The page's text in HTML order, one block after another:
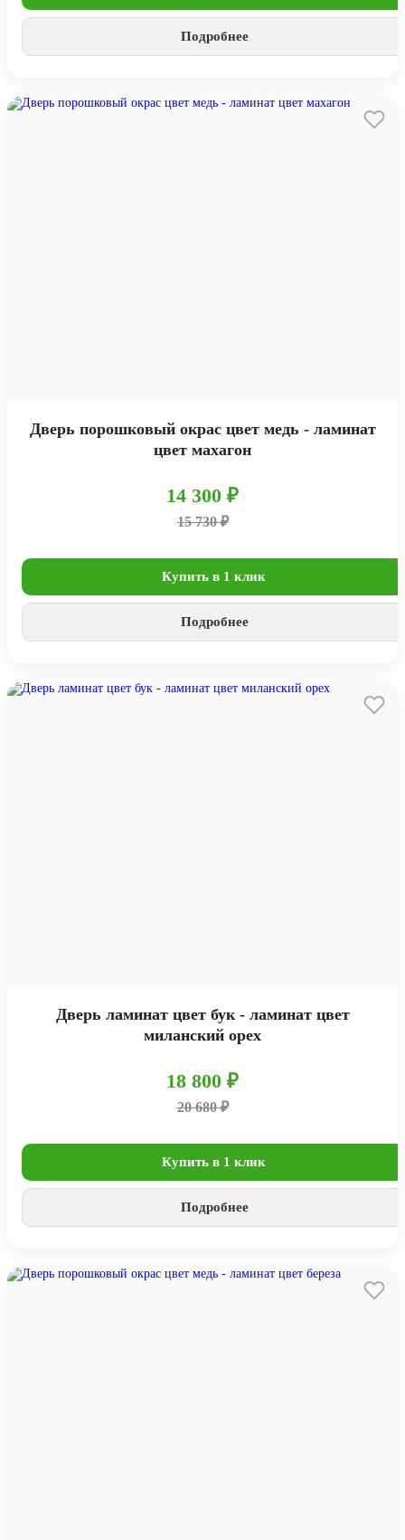
Подробнее
Дверь порошковый окрас цвет медь - ламинат
цвет махагон
14 300 ₽
15 730 ₽
Купить в 1 клик
Подробнее
Дверь ламинат цвет бук - ламинат цвет
миланский орех
18 800 ₽
20 680 ₽
Купить в 1 клик
Подробнее